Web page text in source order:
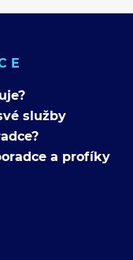
služby
a profíky